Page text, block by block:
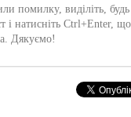
помилку, виділіть, будь
і натисніть Ctrl+Enter,
Дякуємо!